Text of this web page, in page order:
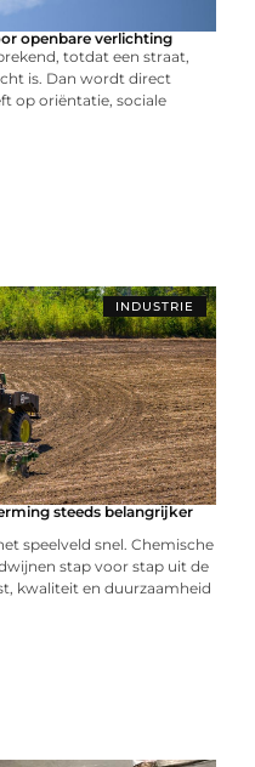
openbare verlichting
totdat een straat,
is. Dan wordt direct
op oriëntatie, sociale
INDUSTRIE
steeds belangrijker
speelveld snel. Chemische
stap voor stap uit de
kwaliteit en duurzaamheid